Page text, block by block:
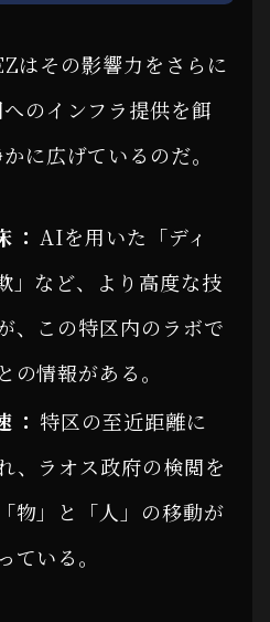
はその影響力をさらに
のインフラ提供を餌
に広げているのだ。
： AIを用いた「ディ
」など、より高度な技
、この特区内のラボで
の情報がある。
： 特区の至近距離に
、ラオス政府の検閲を
物」と「人」の移動が
ている。